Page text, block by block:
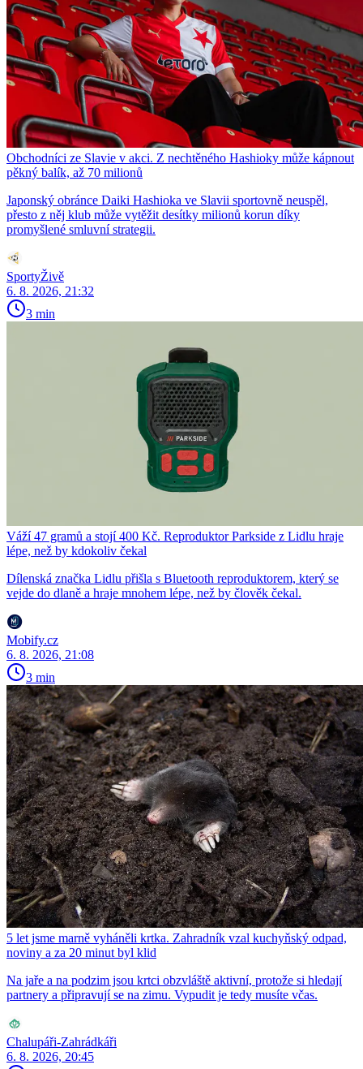
Obchodníci ze Slavie v akci. Z nechtěného Hashioky může kápnout
pěkný balík, až 70 milionů
Japonský obránce Daiki Hashioka ve Slavii sportovně neuspěl,
přesto z něj klub může vytěžit desítky milionů korun díky
promyšlené smluvní strategii.
SportyŽivě
6. 8. 2026, 21:32
3 min
Váží 47 gramů a stojí 400 Kč. Reproduktor Parkside z Lidlu hraje
lépe, než by kdokoliv čekal
Dílenská značka Lidlu přišla s Bluetooth reproduktorem, který se
vejde do dlaně a hraje mnohem lépe, než by člověk čekal.
Mobify.cz
6. 8. 2026, 21:08
3 min
5 let jsme marně vyháněli krtka. Zahradník vzal kuchyňský odpad,
noviny a za 20 minut byl klid
Na jaře a na podzim jsou krtci obzvláště aktivní, protože si hledají
partnery a připravují se na zimu. Vypudit je tedy musíte včas.
Chalupáři-Zahrádkáři
6. 8. 2026, 20:45